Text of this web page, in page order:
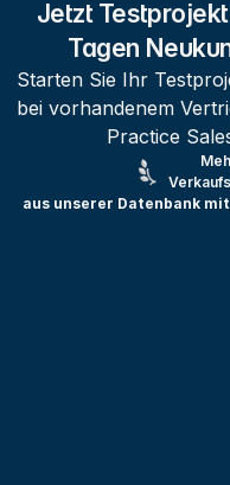
Jetzt
Tagen
Starten Sie Ihr
bei vorhandenem
Practice
aus unserer Datenbank